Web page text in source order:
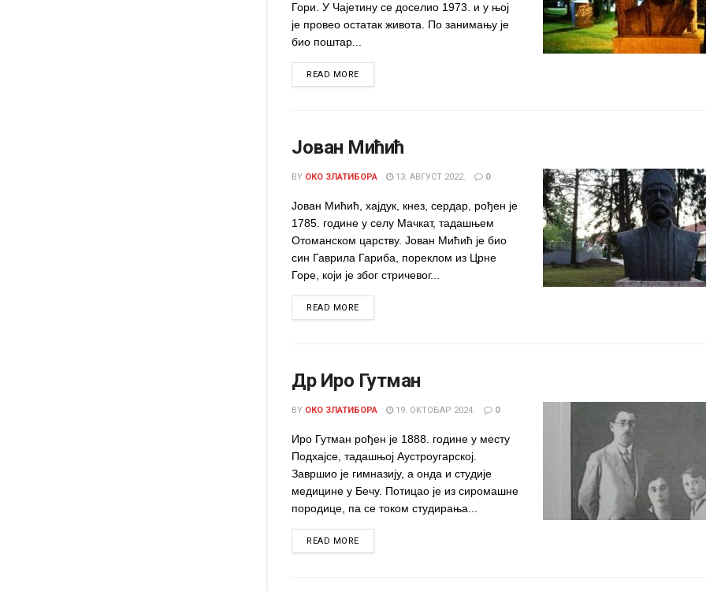
Гори. У Чајетину се доселио 1973. и у њој
је провео остатак живота. По занимању је
био поштар...
READ MOREDETAILS
Јован Мићић
BY ОКО ЗЛАТИБОРА 13. АВГУСТ 2022. 0
Јован Мићић, хајдук, кнез, сердар, рођен је
1785. године у селу Мачкат, тадашњем
Отоманском царству. Јован Мићић је био
син Гаврила Гариба, пореклом из Црне
Горе, који је због стричевог...
READ MOREDETAILS
Др Иро Гутман
BY ОКО ЗЛАТИБОРА 19. ОКТОБАР 2024. 0
Иро Гутман рођен је 1888. године у месту
Подхајсе, тадашњој Аустроугарској.
Завршио је гимназију, а онда и студије
медицине у Бечу. Потицао је из сиромашне
породице, па се током студирања...
READ MOREDETAILS